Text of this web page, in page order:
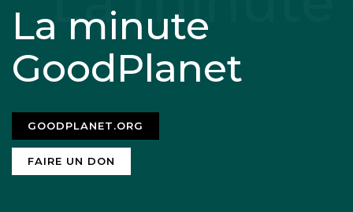
La minute
GoodPlanet
GOODPLANET.ORG
FAIRE UN DON